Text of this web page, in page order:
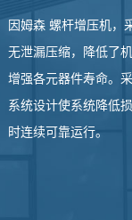
因姆森 螺杆增压机，
无泄漏压缩，降低了
增强各元器件寿命。
系统设计使系统降低
时连续可靠运行。